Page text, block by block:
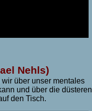
Nehls)
über unser mentales
und über die düsteren
den Tisch.